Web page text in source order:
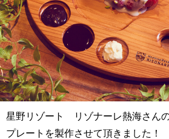
星野リゾート リゾナーレ熱海さん
プレートを製作させて頂きました！